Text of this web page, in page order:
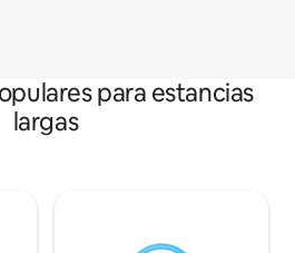
para estancias
largas